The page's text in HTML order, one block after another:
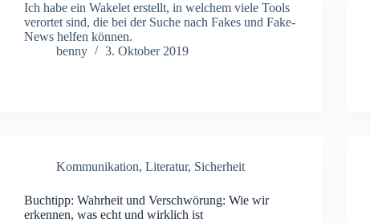
Ich habe ein Wakelet erstellt, in welchem viele Tools
verortet sind, die bei der Suche nach Fakes und Fake-
News helfen können.
benny
3. Oktober 2019
Kommunikation, Literatur, Sicherheit
Buchtipp: Wahrheit und Verschwörung: Wie wir
erkennen, was echt und wirklich ist